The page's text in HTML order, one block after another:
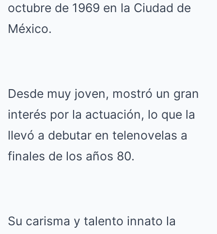
octubre de 1969 en la Ciudad de
México.
Desde muy joven, mostró un gran
interés por la actuación, lo que la
llevó a debutar en telenovelas a
finales de los años 80.
Su carisma y talento innato la